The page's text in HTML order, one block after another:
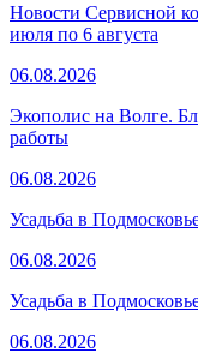
Новости Сервисной
июля по 6 августа
06.08.2026
Экополис на Волге.
работы
06.08.2026
Усадьба в
06.08.2026
Усадьба в
06.08.2026